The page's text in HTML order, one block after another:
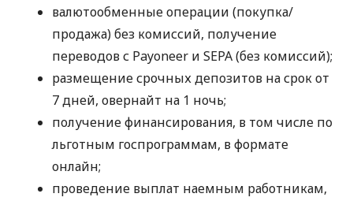
валютообменные операции (покупка/
продажа) без комиссий, получение
переводов с Payoneer и SEPA (без комиссий);
размещение срочных депозитов на срок от
7 дней, овернайт на 1 ночь;
получение финансирования, в том числе по
льготным госпрограммам, в формате
онлайн;
проведение выплат наемным работникам,